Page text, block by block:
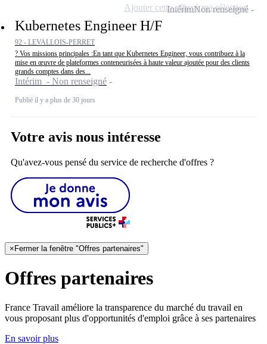
Kubernetes Engineer H/F
92 - LEVALLOIS-PERRET
? Vos missions principales :En tant que Kubernetes Engineer, vous contribuez à la
mise en œuvre de plateformes conteneurisées à haute valeur ajoutée pour des clients
grands comptes dans des...
Intérim - Non renseigné
Publié il y a plus de 30 jours
IntérimNon renseigné
Ajouter cette offre à ma sélection
Votre avis nous intéresse
Qu'avez-vous pensé du service de recherche d'offres ?
×Fermer la fenêtre "Offres partenaires"
Offres partenaires
France Travail améliore la transparence du marché du travail en
vous proposant plus d'opportunités d'emploi grâce à ses partenaires
En savoir plus